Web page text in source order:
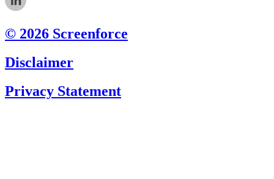
© 2026 Screenforce
Disclaimer
Privacy Statement